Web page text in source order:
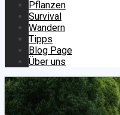
Pflanzen
Survival
Wandern
Tipps
Blog Page
Über uns